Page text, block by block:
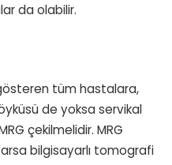
da olabilir.
tüm hastalara,
de yoksa servikal
çekilmelidir. MRG
bilgisayarlı tomografi